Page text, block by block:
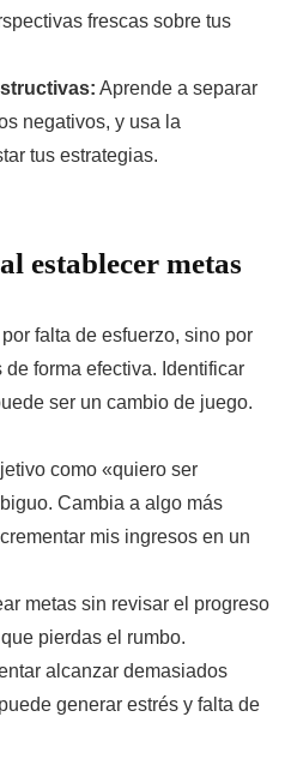
frescas sobre tus
Aprende a separar
negativos, y usa la
tus estrategias.
establecer metas
falta de esfuerzo, sino por
forma efectiva. Identificar
ser un cambio de juego.
como «quiero ser
Cambia a algo más
mis ingresos en un
metas sin revisar el progreso
pierdas el rumbo.
alcanzar demasiados
generar estrés y falta de